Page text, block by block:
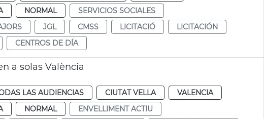
NORMAL
SERVICIOS SOCIALES
JGL CMSS LICITACIÓ
LICITACIÓN
CENTROS DE DÍA
a solas València
LAS AUDIENCIAS CIUTAT VELLA
VALENCIA
NORMAL
ENVELLIMENT ACTIU